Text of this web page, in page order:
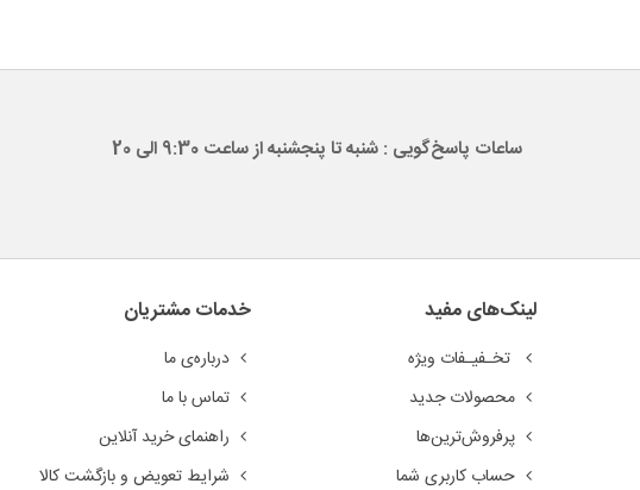
ساعات پاسخ‌گویی : شنبه تا پنجشنبه از ساعت 9:30 الی 20
لینک‌های مفید
تخـفیـفات ویژه
محصولات جدید
پرفروش‌ترین‌ها
حساب کاربری شما
خدمات مشتریان
درباره‌ی ما
تماس با ما
راهنمای خرید آنلاین
شرایط تعویض و بازگشت کالا